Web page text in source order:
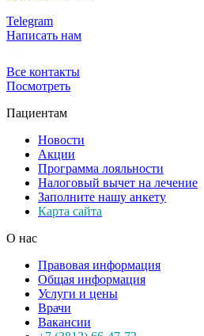
Telegram
Написать нам
Все контакты
Посмотреть
Пациентам
Новости
Акции
Программа лояльности
Налоговый вычет на лечение
Заполните нашу анкету
Карта сайта
О нас
Правовая информация
Общая информация
Услуги и цены
Врачи
Вакансии